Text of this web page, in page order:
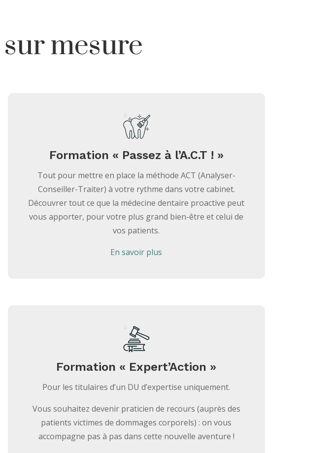
mesure
Formation « Passez à l’A.C.T ! »
Tout pour mettre en place la méthode ACT (Analyser-
Conseiller-Traiter) à votre rythme dans votre cabinet.
Découvrer tout ce que la médecine dentaire proactive peut
vous apporter, pour votre plus grand bien-être et celui de
vos patients.
En savoir plus
Formation « Expert’Action »
Pour les titulaires d’un DU d’expertise uniquement.
Vous souhaitez devenir praticien de recours (auprès des
patients victimes de dommages corporels) : on vous
accompagne pas à pas dans cette nouvelle aventure !